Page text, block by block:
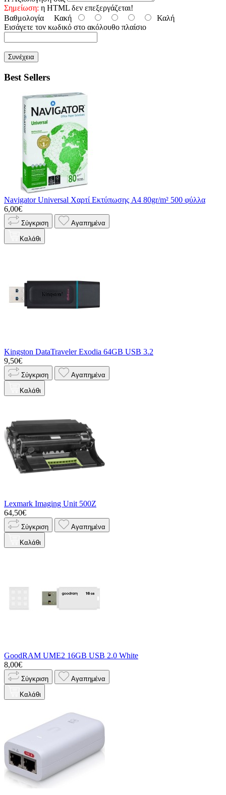
Σημείωση: η HTML δεν επεξεργάζεται!
Βαθμολογία Κακή
Καλή
Εισάγετε τον κωδικό στο ακόλουθο πλαίσιο
Συνέχεια
Best Sellers
Navigator Universal Χαρτί Εκτύπωσης A4 80gr/m² 500 φύλλα
6,00€
Σύγκριση Αγαπημένα
Καλάθι
Kingston DataTraveler Exodia 64GB USB 3.2
9,50€
Σύγκριση Αγαπημένα
Καλάθι
Lexmark Imaging Unit 500Z
64,50€
Σύγκριση Αγαπημένα
Καλάθι
GoodRAM UME2 16GB USB 2.0 White
8,00€
Σύγκριση Αγαπημένα
Καλάθι